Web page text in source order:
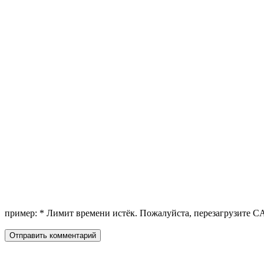
пример: * Лимит времени истёк. Пожалуйста, перезагрузите